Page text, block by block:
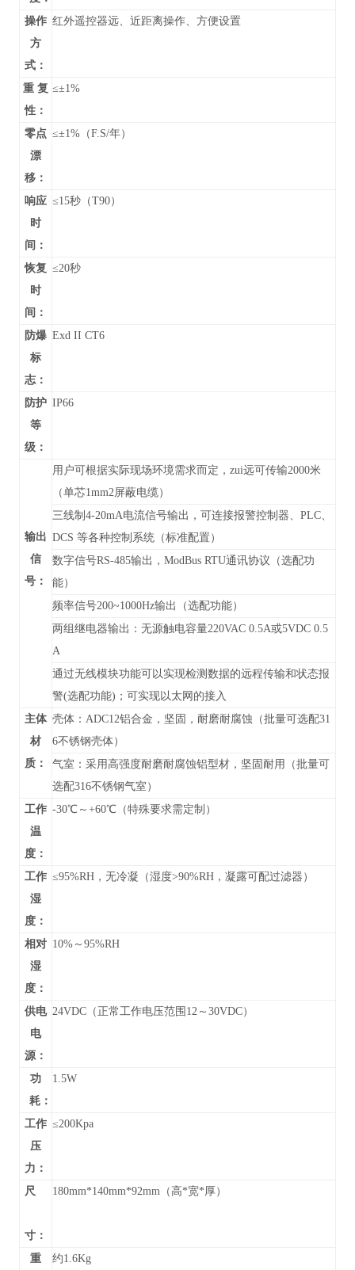
操作
方
式：
红外遥控器远、近距离操作、方便设置
重 复
性：
≤±1%
零点
漂
移：
≤±1%（F.S/年）
响应
时
间：
≤15秒（T90）
恢复
时
间：
≤20秒
防爆
标
志：
Exd II CT6
防护
等
级：
IP66
输出
信
号：
用户可根据实际现场环境需求而定，zui远可传输2000米
（单芯1mm2屏蔽电缆）
三线制4-20mA电流信号输出，可连接报警控制器、PLC、
DCS 等各种控制系统（标准配置）
数字信号RS-485输出， ModBus RTU通讯协议 （选配功
能）
频率信号200~1000Hz输出（选配功能）
两组继电器输出：无源触电容量220VAC 0.5A或5VDC 0.5
A
通过无线模块功能可以实现检测数据的远程传输和状态报
警(选配功能)；可实现以太网的接入
主体
材
质：
壳体：ADC12铝合金，坚固，耐磨耐腐蚀（批量可选配31
6不锈钢壳体）
气室：采用高强度耐磨耐腐蚀铝型材，坚固耐用（批量可
选配316不锈钢气室）
工作
温
度：
-30℃～+60℃（特殊要求需定制）
工作
湿
度：
≤95%RH，无冷凝（湿度>90%RH，凝露可配过滤器）
相对
湿
度：
10%～95%RH
供电
电
源：
24VDC（正常工作电压范围12～30VDC）
功
耗：
1.5W
工作
压
力：
≤200Kpa
尺
寸：
180mm*140mm*92mm（高*宽*厚）
重
约1.6Kg